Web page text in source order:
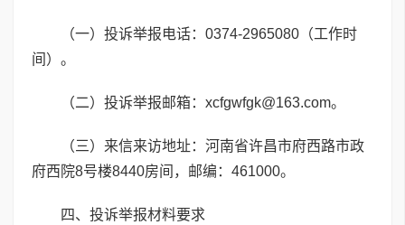
（一）投诉举报电话：0374-2965080（工作时
间）。
（二）投诉举报邮箱：xcfgwfgk@163.com。
（三）来信来访地址：河南省许昌市府西路市政
府西院8号楼8440房间，邮编：461000。
四、投诉举报材料要求